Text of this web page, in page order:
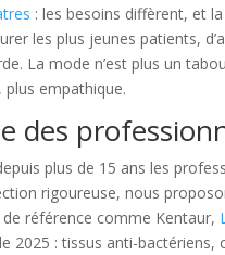
: les besoins diffèrent, et
les plus jeunes patients,
La mode n’est plus un
empathique.
des
plus de 15 ans les
rigoureuse, nous
référence comme Kentaur,
2025 : tissus anti-